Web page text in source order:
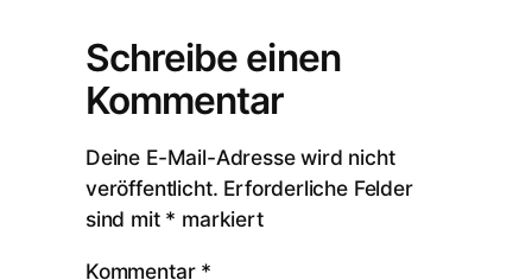
Schreibe einen
Kommentar
Deine E-Mail-Adresse wird nicht
veröffentlicht. Erforderliche Felder
sind mit * markiert
Kommentar *